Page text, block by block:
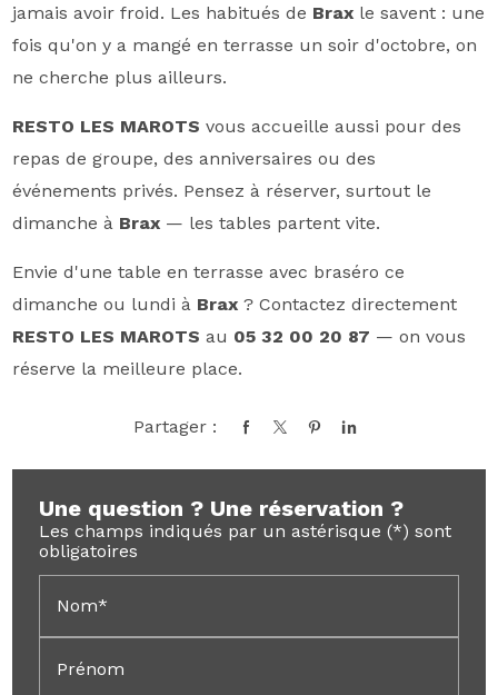
jamais avoir froid. Les habitués de Brax le savent : une
fois qu'on y a mangé en terrasse un soir d'octobre, on
ne cherche plus ailleurs.
RESTO LES MAROTS vous accueille aussi pour des
repas de groupe, des anniversaires ou des
événements privés. Pensez à réserver, surtout le
dimanche à Brax — les tables partent vite.
Envie d'une table en terrasse avec braséro ce
dimanche ou lundi à Brax ? Contactez directement
RESTO LES MAROTS au 05 32 00 20 87 — on vous
réserve la meilleure place.
Partager :
Une question ? Une réservation ?
Les champs indiqués par un astérisque (*) sont
obligatoires
Nom*
Prénom